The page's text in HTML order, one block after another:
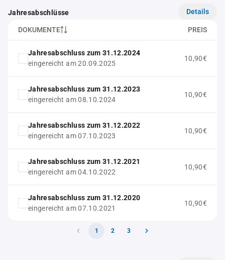
Jahresabschlüsse Details
DOKUMENTE PREIS
Jahresabschluss zum 31.12.2024
eingereicht am 20.09.2025
10,90€
Jahresabschluss zum 31.12.2023
eingereicht am 08.10.2024
10,90€
Jahresabschluss zum 31.12.2022
eingereicht am 07.10.2023
10,90€
Jahresabschluss zum 31.12.2021
eingereicht am 04.10.2022
10,90€
Jahresabschluss zum 31.12.2020
eingereicht am 07.10.2021
10,90€
1 2 3